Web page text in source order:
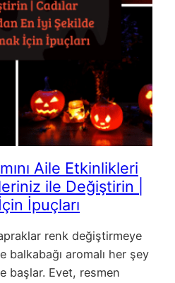
Aile Etkinlikleri
ile Değiştirin |
İpuçları
renk değiştirmeye
balkabağı aromalı her şey
başlar. Evet, resmen